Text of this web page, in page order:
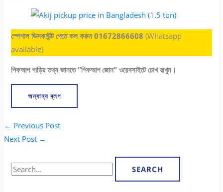
স্পেশাল ডিসকাউন্ট পেতে কল করুন 01672866608 (Whatsapp
available)
পিকআপ গাড়ির তথ্য জানতে ”পিকআপ জোন” ওয়েবসাইটে চোখ রাখুন।
অন্যান্য ব্লগ
← Previous Post
Next Post →